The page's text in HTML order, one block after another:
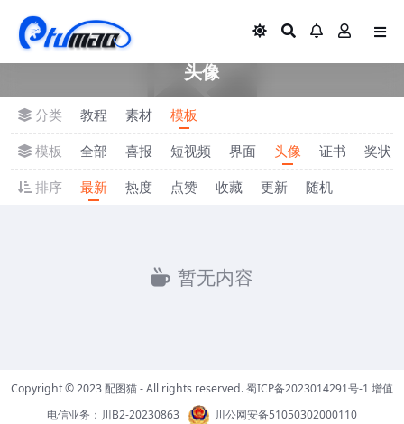
头像
分类 教程 素材
模板
模板
全部 喜报 短视频 界面 头像 证书
奖状
排序
最新 热度 点赞 收藏 更新 随机
暂无内容
Copyright © 2023配图猫- All rights reserved.蜀ICP备2023014291号-1 增值
电信业务： 川B2-20230863 川公网安备51050302000110